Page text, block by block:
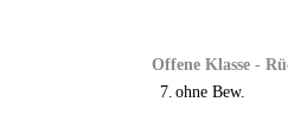
Offene Klasse -
7. ohne Bew.